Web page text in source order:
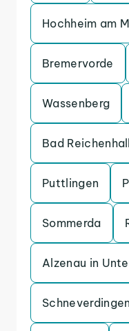
Hochheim am
Bremervorde
Wassenberg
Bad Reichenhall
Puttlingen
Sommerda
Alzenau in
Schneverdingen